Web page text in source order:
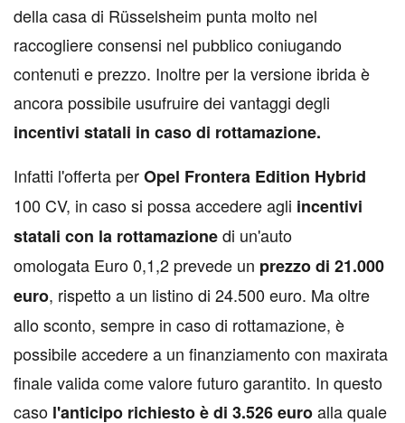
della casa di Rüsselsheim punta molto nel
raccogliere consensi nel pubblico coniugando
contenuti e prezzo. Inoltre per la versione ibrida è
ancora possibile usufruire dei vantaggi degli
incentivi statali in caso di rottamazione.
Infatti l'offerta perOpel Frontera Edition Hybrid
100 CV, in caso si possa accedere agli incentivi
statali con la rottamazionedi un'auto
omologata Euro 0,1,2 prevede un prezzo di 21.000
euro, rispetto a un listino di 24.500 euro. Ma oltre
allo sconto, sempre in caso di rottamazione, è
possibile accedere a un finanziamento con maxirata
finale valida come valore futuro garantito. In questo
caso l'anticipo richiesto è di 3.526 euroalla quale